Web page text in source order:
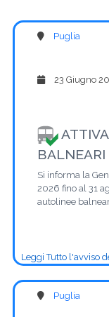
Puglia
23 Giugno
BALNEARI
Si informa la
2026 fino al 31
autolinee
Leggi Tutto l'avviso
Puglia